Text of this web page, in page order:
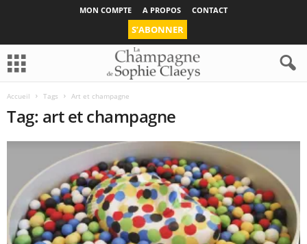
MON COMPTE A PROPOS CONTACT
S’ABONNER
Accueil Tags Art et champagne
Tag: art et champagne